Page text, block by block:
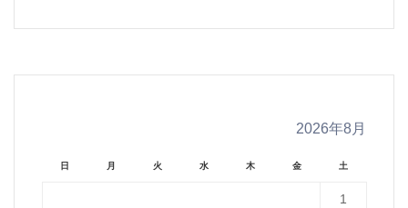
2026年8月
日 月 火 水 木 金 土
1